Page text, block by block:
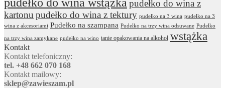
pudełko do wina z
kartonu pudełko do wina z tektury pudełko na 3 wina pudełko na 3
wina z akcesoriami Pudełko na szampana Pudełko na trzy wina odsuwane Pudełko
na trzy wina zamykane pudełko na wino tanie opakowania na alkohol wstążka
Kontakt
Kontakt telefoniczny:
tel. +48 662 070 168
Kontakt mailowy:
sklep@zawieszam.pl